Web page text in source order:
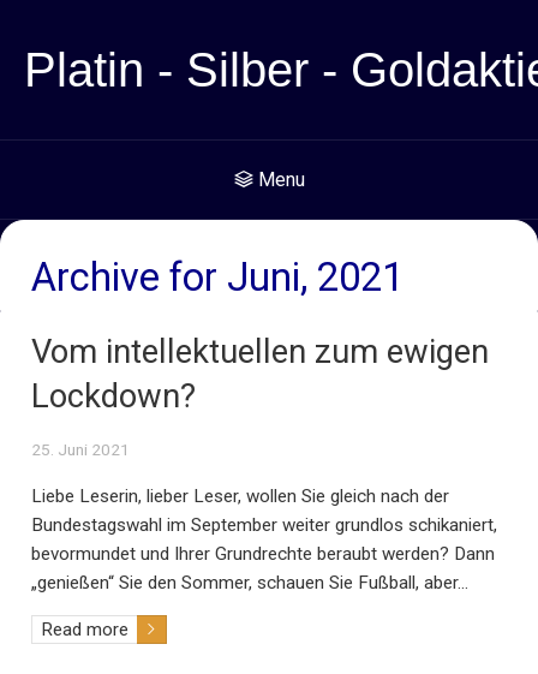
Platin - Silber -
Menu
Archive for Juni, 2021
Vom intellektuellen zum ewigen
Lockdown?
25. Juni 2021
Liebe Leserin, lieber Leser, wollen Sie gleich nach der
Bundestagswahl im September weiter grundlos schikaniert,
bevormundet und Ihrer Grundrechte beraubt werden? Dann
„genießen“ Sie den Sommer, schauen Sie Fußball, aber…
Read more